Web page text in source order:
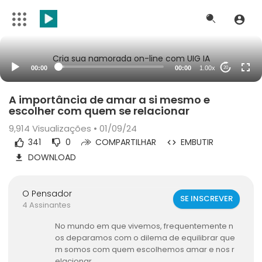
Cria sua namorada on-line com UIG IA
00:00 00:00 1.00x 20
A importância de amar a si mesmo e
escolher com quem se relacionar
9,914 Visualizações • 01/09/24
341 0 COMPARTILHAR
EMBUTIR
DOWNLOAD
O Pensador
4 Assinantes
SE INSCREVER
No mundo em que vivemos, frequentemente n
os deparamos com o dilema de equilibrar que
m somos com quem escolhemos amar e nos r